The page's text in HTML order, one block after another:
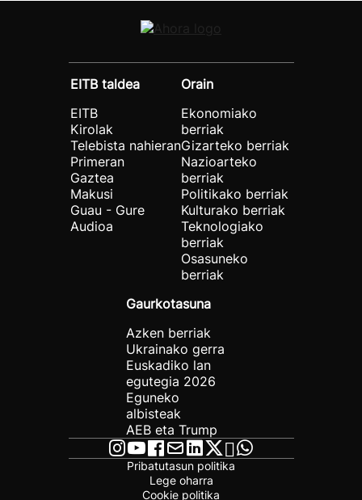
EITB taldea
EITB
Kirolak
Telebista nahieran
Primeran
Gaztea
Makusi
Guau - Gure
Audioa
Orain
Ekonomiako
berriak
Gizarteko berriak
Nazioarteko
berriak
Politikako berriak
Kulturako berriak
Teknologiako
berriak
Osasuneko
berriak
Gaurkotasuna
Azken berriak
Ukrainako gerra
Euskadiko lan
egutegia 2026
Eguneko
albisteak
AEB eta Trump
Pribatutasun politika
Lege oharra
Cookie politika